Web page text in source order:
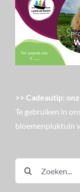
>> Cadeautip:
Te gebruiken in
bloemenpluktuin
naar: